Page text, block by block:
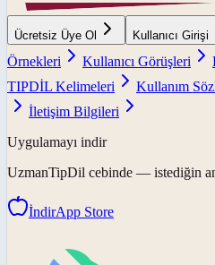
Ücretsiz Üye Ol Kullanıcı Girişi
Örnekleri
Kullanıcı Görüşleri
TIPDİL Kelimeleri
Kullanım
İletişim Bilgileri
Uygulamayı indir
UzmanTipDil cebinde — istediğin
İndirApp Store